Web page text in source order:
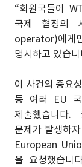
“회원국들이
국제 협정의
operator)에게
명시하고 있습니
이 사건의 중요
등 여러 EU 국
제출했습니다.
문제가 발생하
European
을 요청했습니